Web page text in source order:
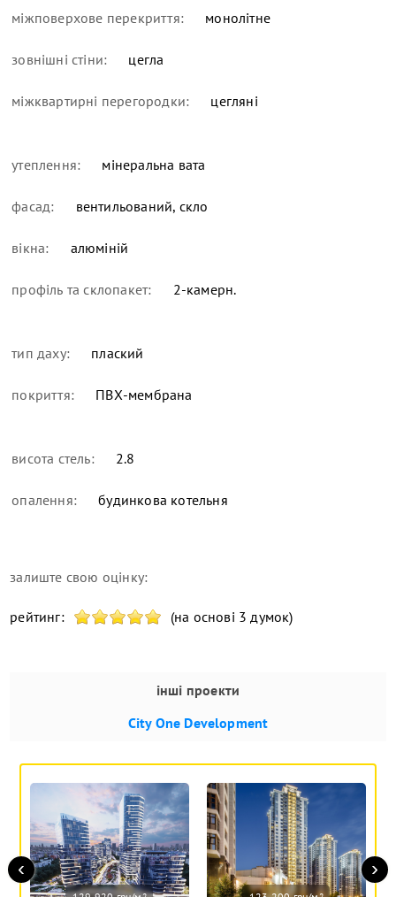
міжповерхове перекриття: монолітне
зовнішні стіни: цегла
міжквартирні перегородки: цегляні
утеплення: мінеральна вата
фасад: вентильований, скло
вікна: алюміній
профіль та склопакет: 2-камерн.
тип даху: плаский
покриття: ПВХ-мембрана
висота стель: 2.8
опалення: будинкова котельня
залиште свою оцінку:
рейтинг: (на основі 3 думок)
інші проекти
City One Development
‹ ›